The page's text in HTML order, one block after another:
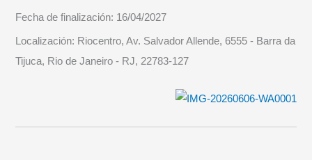
Fecha de finalización: 16/04/2027
Localización: Riocentro, Av. Salvador Allende, 6555 - Barra da
Tijuca, Rio de Janeiro - RJ, 22783-127